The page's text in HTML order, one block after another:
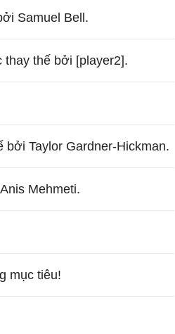
Samuel Bell.
thế bởi [player2].
Taylor Gardner-Hickman.
Mehmeti.
mục tiêu!